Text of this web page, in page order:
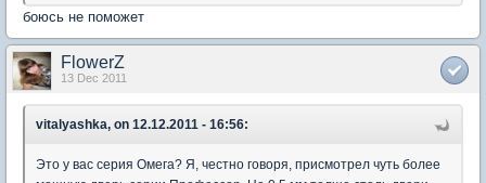
боюсь не поможет
FlowerZ
13 Dec 2011
vitalyashka, on 12.12.2011 - 16:56:
Это у вас серия Омега? Я, честно говоря, присмотрел чуть более